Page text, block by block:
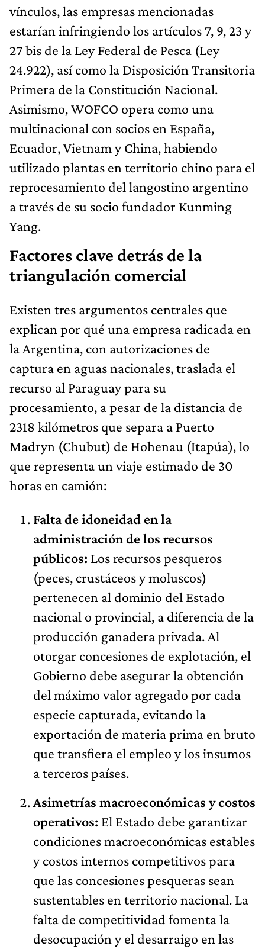
vínculos, las empresas mencionadas
estarían infringiendo los artículos 7, 9, 23 y
27 bis de la Ley Federal de Pesca (Ley
24.922), así como la Disposición Transitoria
Primera de la Constitución Nacional.
Asimismo, WOFCO opera como una
multinacional con socios en España,
Ecuador, Vietnam y China, habiendo
utilizado plantas en territorio chino para el
reprocesamiento del langostino argentino
a través de su socio fundador Kunming
Yang.
Factores clave detrás de la
triangulación comercial
Existen tres argumentos centrales que
explican por qué una empresa radicada en
la Argentina, con autorizaciones de
captura en aguas nacionales, traslada el
recurso al Paraguay para su
procesamiento, a pesar de la distancia de
2318 kilómetros que separa a Puerto
Madryn (Chubut) de Hohenau (Itapúa), lo
que representa un viaje estimado de 30
horas en camión:
Falta de idoneidad en la
administración de los recursos
públicos: Los recursos pesqueros
(peces, crustáceos y moluscos)
pertenecen al dominio del Estado
nacional o provincial, a diferencia de la
producción ganadera privada. Al
otorgar concesiones de explotación, el
Gobierno debe asegurar la obtención
del máximo valor agregado por cada
especie capturada, evitando la
exportación de materia prima en bruto
que transfiera el empleo y los insumos
a terceros países.
Asimetrías macroeconómicas y costos
operativos: El Estado debe garantizar
condiciones macroeconómicas estables
y costos internos competitivos para
que las concesiones pesqueras sean
sustentables en territorio nacional. La
falta de competitividad fomenta la
desocupación y el desarraigo en las